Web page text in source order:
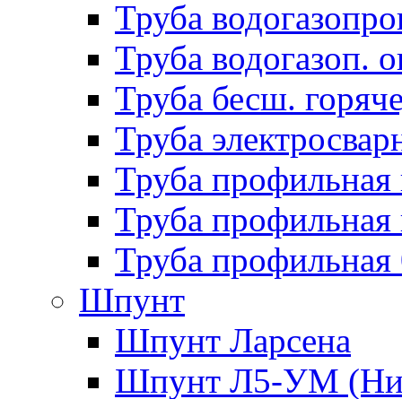
Труба
Труба водогазоп.
Труба бесш.
Труба
Труба профильная
Труба профильная
Труба
Шпунт
Шпунт Ларсена
Шпунт Л5-УМ